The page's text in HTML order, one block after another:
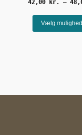
42,00 kr. –
Vælg